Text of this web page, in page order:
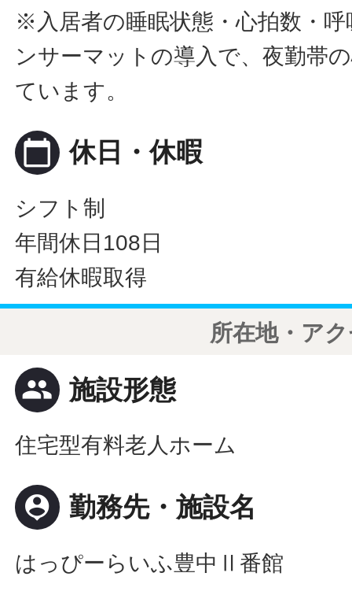
※入居者の睡眠状態・心拍数・
ンサーマットの導入で、夜勤帯
ています。
calendar_today 休日・休暇
シフト制
年間休日108日
有給休暇取得
所在地・ア
people 施設形態
住宅型有料老人ホーム
person_pin 勤務先・施設名
はっぴーらいふ豊中Ⅱ番館